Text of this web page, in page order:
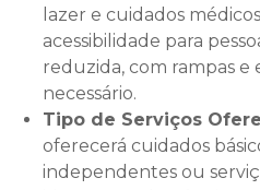
lazer e cuidados
acessibilidade para
reduzida, com rampas
necessário.
Tipo de Serviços
oferecerá cuidados
independentes ou